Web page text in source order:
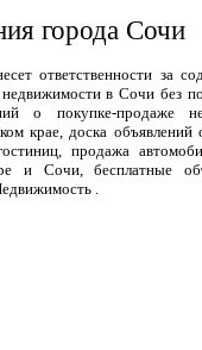
города Сочи
ответственности за
в Сочи без
о покупке-продаже
крае, доска
продажа
и Сочи, бесплатные
.